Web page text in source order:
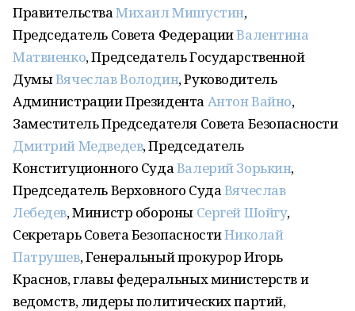
ПравительстваМихаил Мишустин,
Председатель Совета ФедерацииВалентина
Матвиенко, Председатель Государственной
ДумыВячеслав Володин, Руководитель
Администрации Президента Антон Вайно,
Заместитель Председателя Совета Безопасности
Дмитрий Медведев, Председатель
Конституционного СудаВалерий Зорькин,
Председатель Верховного СудаВячеслав
Лебедев, Министр обороны Сергей Шойгу,
Секретарь Совета БезопасностиНиколай
Патрушев, Генеральный прокурор Игорь
Краснов, главы федеральных министерств и
ведомств, лидеры политических партий,